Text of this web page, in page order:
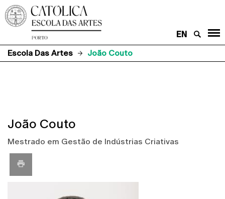
EN
Escola Das Artes
João Couto
João Couto
Mestrado em Gestão de Indústrias Criativas